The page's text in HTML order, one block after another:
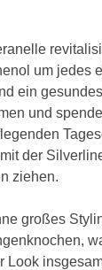
um jedes
ein
und
der
ziehen.
großes